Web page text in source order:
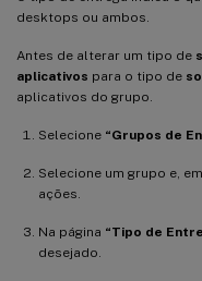
desktops ou ambos.
Antes de alterar um tipo de
aplicativos para o tipo de
aplicativos do grupo.
Selecione “Grupos de
Selecione um grupo e,
ações.
Na página “Tipo de
desejado.